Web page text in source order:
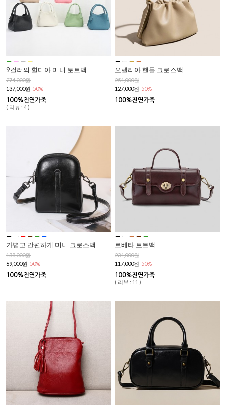
9컬러의 힐디아 미니 토트백
274,000원
137,000원 50%
( 리뷰 : 4 )
오렐리아 핸들 크로스백
254,000원
127,000원 50%
가볍고 간편하게 미니 크로스백
138,000원
69,000원 50%
르베타 토트백
234,000원
117,000원 50%
( 리뷰 : 11 )